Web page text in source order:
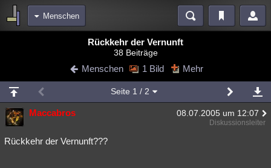
Menschen
Blogs
Chat Wiki Neuigkeiten
meine Rubriken
Menschen Wissenschaft Mystery Kriminalfälle
Spiritualität Verschwörungen
Rückkehr der Vernunft
38 Beiträge
Menschen 1 Bild Mehr
Seite 1 / 2
Maccabros 08.07.2005 um 12:07
Diskussionsleiter
Rückkehr der Vernunft???